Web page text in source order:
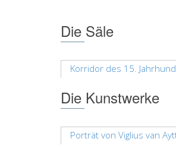
Die Säle
Korridor des 15.
Die Kunstwerke
Porträt von Viglius van